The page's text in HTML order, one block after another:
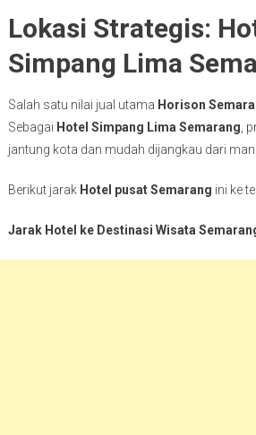
Lokasi Strategis:
Simpang Lima
Salah satu nilai jual utama Horison
Sebagai Hotel Simpang Lima Semarang ,
jantung kota dan mudah dijangkau dari
Berikut jarak Hotel pusat Semarang ini ke
Jarak Hotel ke Destinasi Wisata